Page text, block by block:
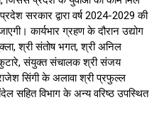
सरकार द्वारा वर्ष 2024-2029 की
कार्यभार ग्रहण के दौरान उद्योग
श्री संतोष भगत, श्री अनिल
कुटारे, संयुक्त संचालक श्री संजय
सिंगी के अलावा श्री प्रफुल्ल
सहित विभाग के अन्य वरिष्ठ उपस्थित